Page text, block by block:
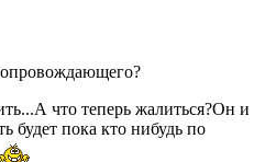
что теперь жалиться?Он и
будет пока кто нибудь по